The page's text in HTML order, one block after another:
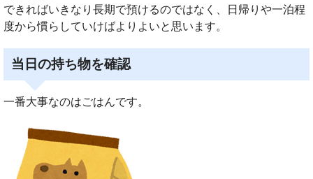
できればいきなり長期で預けるのではなく、日帰りや一泊程
度から慣らしていけばよりよいと思います。
当日の持ち物を確認
一番大事なのはごはんです。